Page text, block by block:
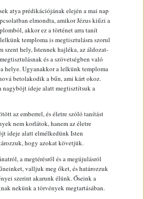
atya prédikációjának elején a mai nap
elmondta, amikor Jézus kiűzi a
akkor ez a történet arra tanít
temploma is megtisztulásra szorul
szent hely, Istennek hajléka, az áldozat-
és a szövetségben való
helye. Ugyanakkor a lelkünk temploma
betolakodik a bűn, ami kárt okoz.
nagyböjt ideje alatt megtisztítsuk a
az emberrel, és életre szóló tanítást
nem korlátok, hanem az életre
ideje alatt elmélkedünk Isten
hogy azokat követjük.
a megtérésről és a megújulásról
valljuk meg őket, és határozzuk
szerint akarunk élünk. Őseink a
nekünk a törvények megtartásában.